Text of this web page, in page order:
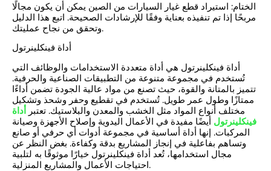
الختام: استيراد قطع غيار السيارات من الصين يمكن أن يكون مجالًا
مربحًا إذا تم تنفيذه بعناية وفقًا للإرشادات الصحيحة. اتبع هذا الدليل
وتحقق من نجاح عمليتك.
أداة فينكلينرتول
أداة فينكلينرتول هي أداة متعددة الاستخدامات والوظائف التي
تُستخدم في مجموعة متنوعة من التطبيقات الصناعية والحرفية.
تتميز بالمتانة والقوة، حيث تصنع من مواد عالية الجودة تضمن أداءًا
ممتازًا وطول عمر طويل. تُستخدم في تقطيع وحفر وشحذ وتشكيل
مختلف أنواع المواد مثل الخشب والمعدن والبلاستيك. تعتبر أداة
فينكلينرتول أيضًا مفيدة في الأعمال اليدوية وإصلاح الأجهزة وصيانة
المركبات. إنها أداة أساسية في مجموعة أدوات أي حرفي أو صانع
وتساهم بفاعلية في إنجاز المشاريع بدقة وكفاءة. بغض النظر عن
مجال استخدامها، تُعد أداة فينكلينرتول خيارًا موثوقًا به لتلبية
احتياجات الأعمال والمشاريع المنزلية.